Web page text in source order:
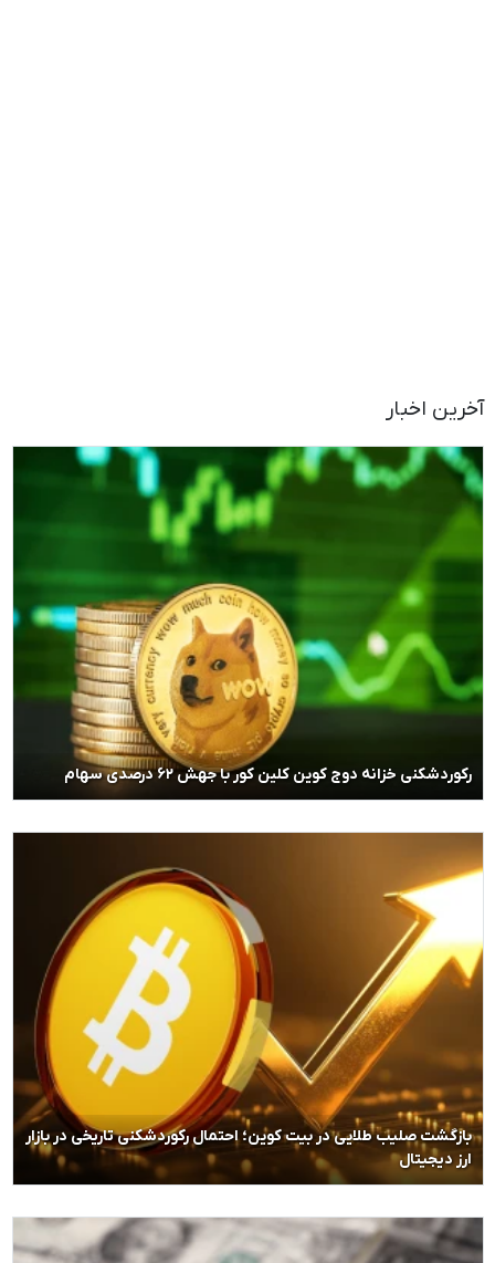
آخرین اخبار
رکوردشکنی خزانه دوج کوین کلین کور با جهش ۶۲ درصدی سهام
بازگشت صلیب طلایی در بیت کوین؛ احتمال رکوردشکنی تاریخی در بازار
ارز دیجیتال